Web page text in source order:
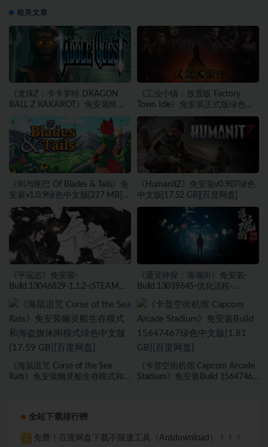
相关文章
《龙珠Z：卡卡罗特 DRAGON
BALL Z KAKAROT》免安装终极
度网盘]
《工业小镇：放置版 Factory
Town Idle》免安装正式版绿色中
文版[171 MB][百度网盘]
《剑与尾巴 Of Blades & Tails》免
安装v1.0.9绿色中文版[227 MB]
[百度网盘]
《HumanitZ》免安装v0.907绿色
中文版[17.52 GB][百度网盘]
《平寇志》免安装-
Build.13046829-1.1.2-(STEAM官
GB][百度网盘]
《通灵神探：落魂街》免安装-
Build.13039645-优化流程-
GB][百度网盘]
《海鼠诅咒 Curse of the Sea
Rats》免安装幽灵船生存模式和
《卡普空街机馆 Capcom Arcade
Stadium》免安装Build 15647467
全站下载排行榜
1 免费！百度网盘下载不限速工具（Antdownload）！！！